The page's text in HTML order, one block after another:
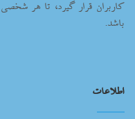
کاربران قرار گیرد، تا هر
باشد.
اطلاعات